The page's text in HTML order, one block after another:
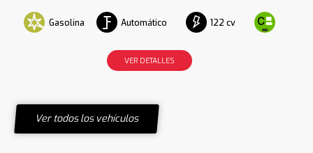
Gasolina Automático 122 cv
VER DETALLES
Ver todos los vehículos